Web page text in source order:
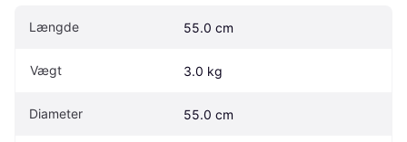
Længde 55.0 cm
Vægt 3.0 kg
Diameter 55.0 cm